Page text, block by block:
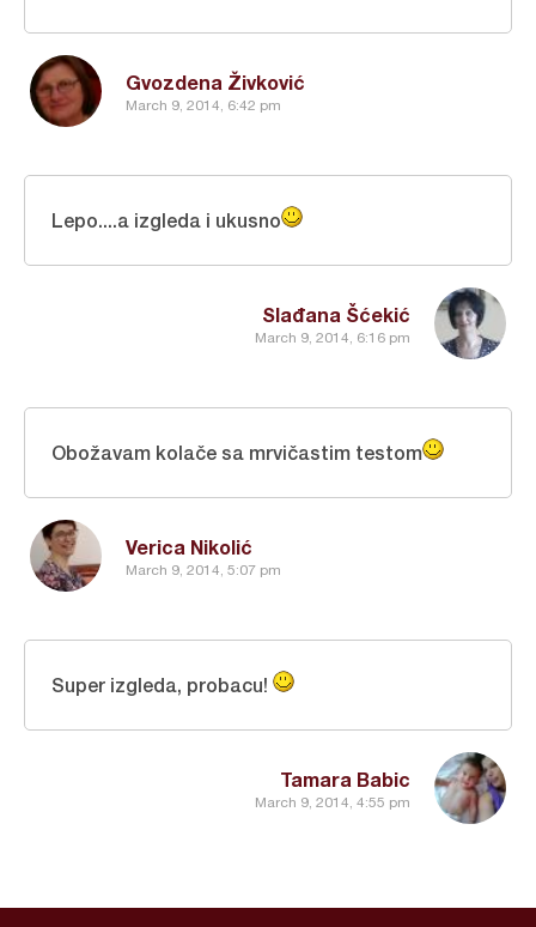
Gvozdena Živković
March 9, 2014, 6:42 pm
Slađana Šćekić
March 9, 2014, 6:16 pm
Lepo....a izgleda i ukusno
Verica Nikolić
March 9, 2014, 5:07 pm
Obožavam kolače sa mrvičastim testom
Tamara Babic
March 9, 2014, 4:55 pm
Super izgleda, probacu!